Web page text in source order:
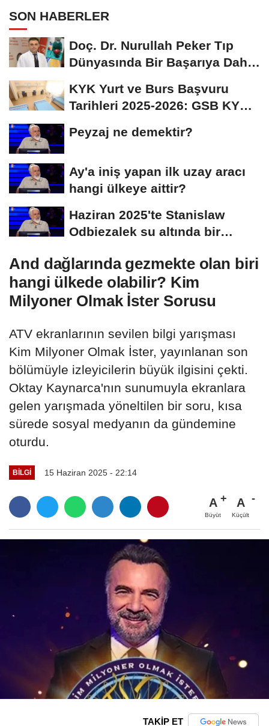
adlandırılan kedilerle alakalı hangi
bilgi doğrudur?
SON HABERLER
Doç. Dr. Nurullah Peker Tıp
Dünyasında Bir Başarıya Daha
KYK Yurt ve Burs Başvuru
Tarihleri 2025-2026: GSB KYK
Peyzaj ne demektir?
Ay'a iniş yapan ilk uzay aracı
hangi ülkeye aittir?
Haziran 2025'te Stanislaw
Odbiezalek su altında bir
And dağlarında gezmekte olan biri
hangi ülkede olabilir? Kim
Milyoner Olmak İster Sorusu
ATV ekranlarının sevilen bilgi yarışması
Kim Milyoner Olmak İster, yayınlanan son
bölümüyle izleyicilerin büyük ilgisini çekti.
Oktay Kaynarca'nın sunumuyla ekranlara
gelen yarışmada yöneltilen bir soru, kısa
sürede sosyal medyanın da gündemine
oturdu.
BILGI 15 Haziran 2025 - 22:14
A
Büyüt
A
Küçült
TAKİP ET